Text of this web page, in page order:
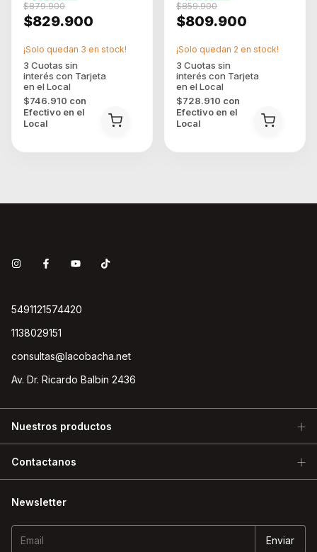
$829.900
$879.900
$746.910 con
Efectivo en el
Local
¡Solo quedan 3 en stock!
$809.900
$859.900
$728.910 con
Efectivo en el
Local
¡Solo quedan 2 en stock!
5491121574420
1138029151
consultas@lacobacha.net
Av. Dr. Ricardo Balbin 2436
Nuestros productos
Contactanos
Newsletter